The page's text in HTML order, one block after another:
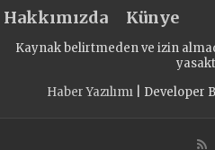
Hakkımızda Künye
Kaynak belirtmeden ve izin
Haber Yazılımı| Developer